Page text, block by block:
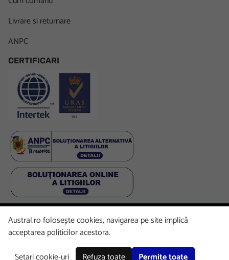
Livrare si returnare
ANPC
CERTIFICARI
FacebookLinkedInInstagramYoutube
Austral.ro folosește cookies, navigarea pe site implică
acceptarea politicilor acestora.
Setari cookie-uri
Refuza toate Permite toate